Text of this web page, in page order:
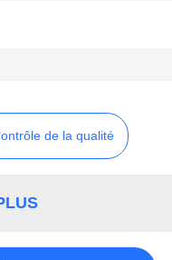
de la qualité